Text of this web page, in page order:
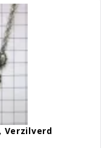
Verzilverd